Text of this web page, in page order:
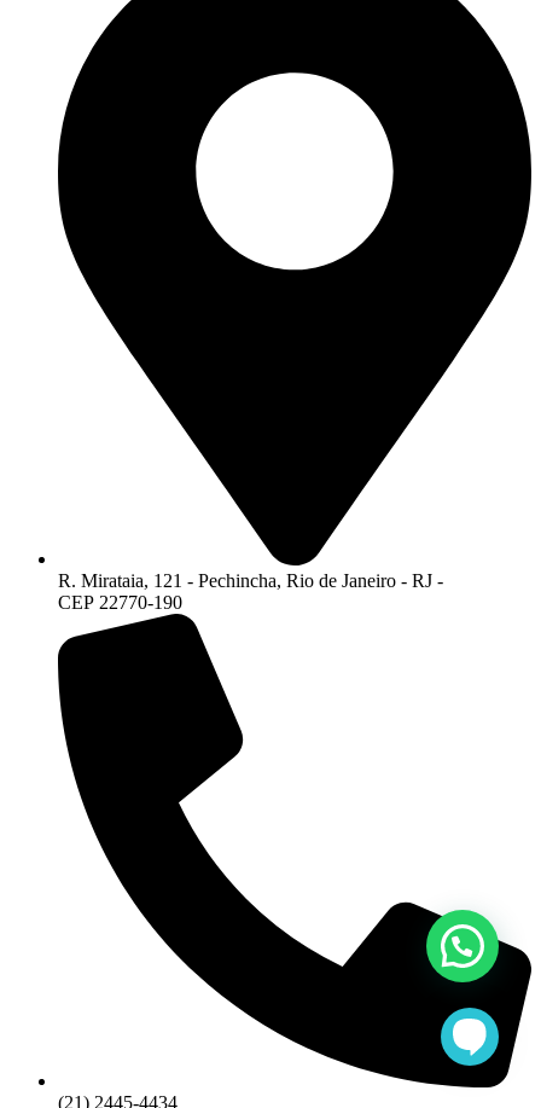
R. Mirataia, 121 - Pechincha, Rio de Janeiro - RJ -
CEP 22770-190
(21) 2445-4434